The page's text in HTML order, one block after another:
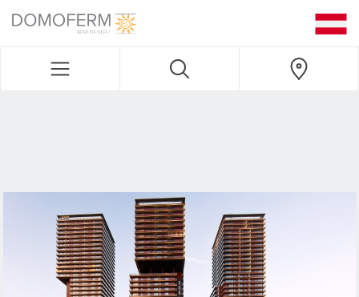
DOMOFERM NAVIGATION